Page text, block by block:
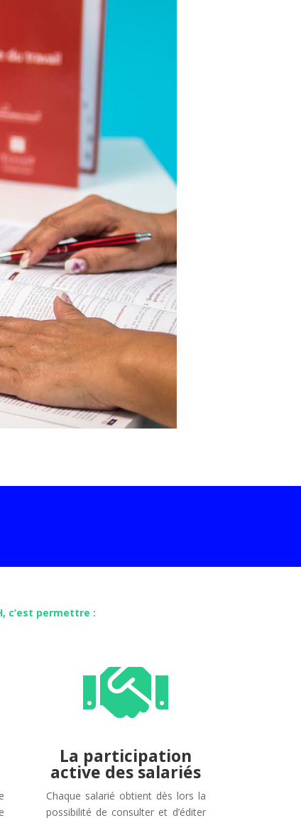
c’est permettre :

La participation
active des salariés
Chaque salarié obtient dès lors la
possibilité de consulter et d’éditer